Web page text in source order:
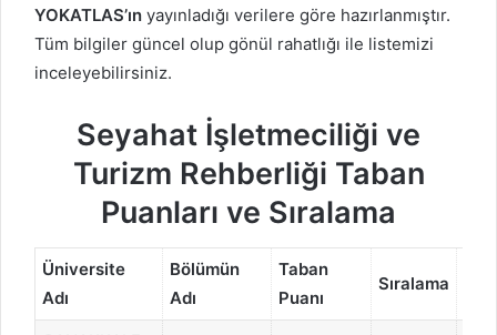
YOKATLAS’ın yayınladığı verilere göre hazırlanmıştır.
Tüm bilgiler güncel olup gönül rahatlığı ile listemizi
inceleyebilirsiniz.
Seyahat İşletmeciliği ve
Turizm Rehberliği Taban
Puanları ve Sıralama
Üniversite
Adı
Bölümün
Adı
Taban
Puanı
Sıralama